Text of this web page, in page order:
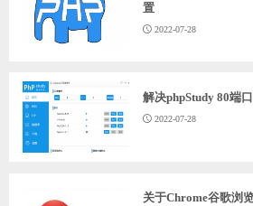
置
2022-07-28
解决phpStudy 80端
2022-07-28
关于Chrome谷歌浏